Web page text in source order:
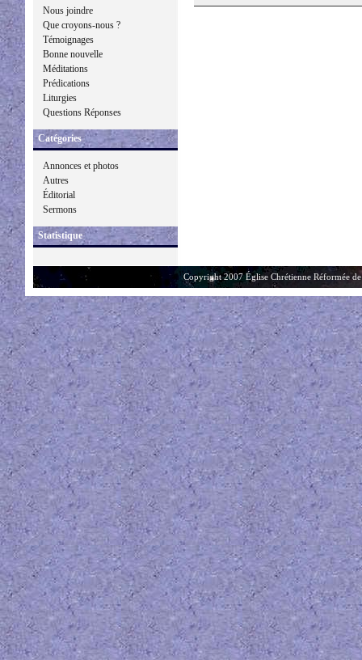
Nous joindre
Que croyons-nous ?
Témoignages
Bonne nouvelle
Méditations
Prédications
Liturgies
Questions Réponses
Catégories
Annonces et photos
Autres
Éditorial
Sermons
Statistique
Copyright 2007 Église Chrétienne Réformée